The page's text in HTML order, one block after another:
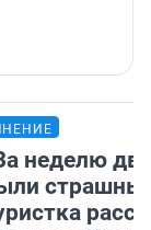
неделю